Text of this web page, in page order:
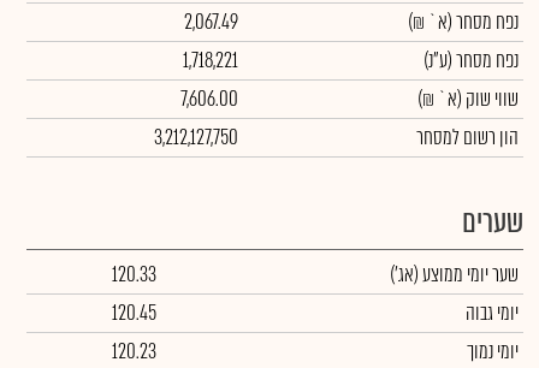
נפח מסחר(א` ₪)
2,067.49
נפח מסחר(ע"נ)
1,718,221
שווי שוק (א` ₪)
7,606.00
הון רשום למסחר
3,212,127,750
שערים
שער יומי ממוצע(אג')
120.33
יומי גבוה
120.45
יומי נמוך
120.23